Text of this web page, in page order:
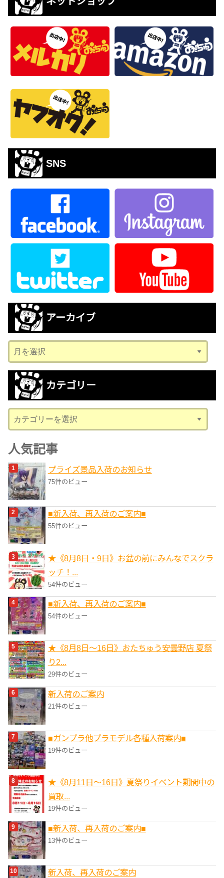
SNS
アーカイブ
ー
カ
ブ
カテゴリー
テ
ゴ
リ
ー
人気記事
プライズ景品入荷のお知らせ
75件のビュー
■新入荷、再入荷のご案内■
55件のビュー
★《8月8日・9日》お盆の前にみんなでスクラ
ッチ！...
54件のビュー
■新入荷、再入荷のご案内■
54件のビュー
★《8月8日～16日》おたちゅう安曇野店 夏祭
り2...
29件のビュー
新入荷のご案内
21件のビュー
■ガンプラ他プラモデル各種入荷案内■
19件のビュー
★《8月11日～16日》夏祭りイベント期間中の
買取...
19件のビュー
■新入荷、再入荷のご案内■
13件のビュー
新入荷、再入荷のご案内